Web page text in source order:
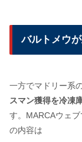
バルトメウ
一方でマドリー系
スマン獲得を冷凍
す。MARCAウェ
の内容は